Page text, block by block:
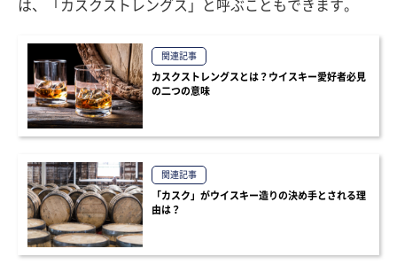
は、「カスクストレングス」と呼ぶこともできます。
関連記事
カスクストレングスとは？ウイスキー愛好者必見
の二つの意味
関連記事
「カスク」がウイスキー造りの決め手とされる理
由は？